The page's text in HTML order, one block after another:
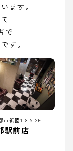
ます。
で
す。
市祇園1-8-9-2F
駅前店